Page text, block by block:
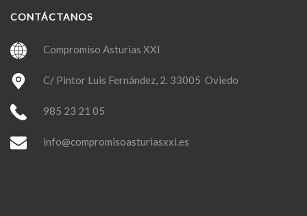
CONTÁCTANOS
Compromiso Asturias XXI
C/ Pintor Luis Fernández, 2. 33005 Oviedo
985 23 21 05
info@compromisoasturiasxxi.es